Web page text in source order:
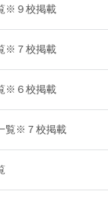
※９校掲載
※７校掲載
※６校掲載
覧※７校掲載